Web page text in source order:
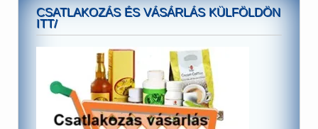
CSATLAKOZÁS ÉS VÁSÁRLÁS KÜLFÖLDÖN
ITT/